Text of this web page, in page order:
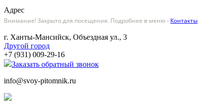
Адрес
Внимание! Закрыто для посещения. Подробнее в меню - Контакты
г. Ханты-Мансийск, Объездная ул., 3
Другой город
+7 (931) 009-29-16
Заказать обратный звонок
info@svoy-pitomnik.ru